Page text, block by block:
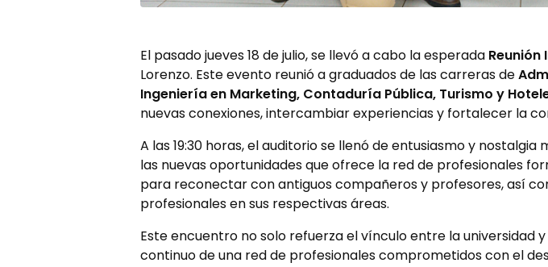
El pasado jueves 18 de julio, se llevó a cabo la esperada
Lorenzo. Este evento reunió a graduados de las carreras de
Ingeniería en Marketing, Contaduría Pública, Turismo y
nuevas conexiones, intercambiar experiencias y fortalecer la
A las 19:30 horas, el auditorio se llenó de entusiasmo y
las nuevas oportunidades que ofrece la red de profesionales
para reconectar con antiguos compañeros y profesores, así
profesionales en sus respectivas áreas.
Este encuentro no solo refuerza el vínculo entre la universidad
continuo de una red de profesionales comprometidos con el